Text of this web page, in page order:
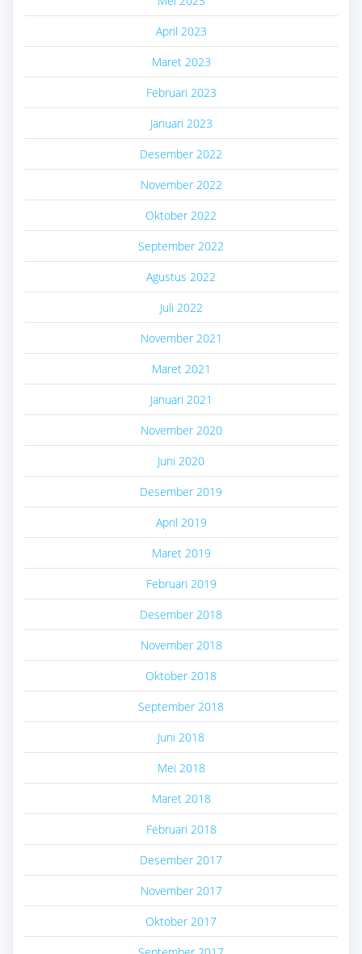
April 2023
Maret 2023
Februari 2023
Januari 2023
Desember 2022
November 2022
Oktober 2022
September 2022
Agustus 2022
Juli 2022
November 2021
Maret 2021
Januari 2021
November 2020
Juni 2020
Desember 2019
April 2019
Maret 2019
Februari 2019
Desember 2018
November 2018
Oktober 2018
September 2018
Juni 2018
Mei 2018
Maret 2018
Februari 2018
Desember 2017
November 2017
Oktober 2017